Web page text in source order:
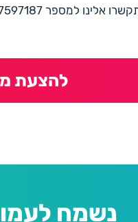
למספר 073-7597187 או מלאו את פרטיכם בטופס צור קשר ונחזור בהקדם
להצעת
נשמח